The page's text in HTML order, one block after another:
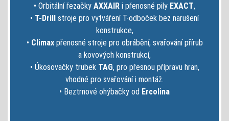
• Orbitální řezačky AXXAIR i přenosné pily EXACT,
• T-Drill stroje pro vytváření T-odboček bez narušení
konstrukce,
• Climaxpřenosné stroje pro obrábění, svařování přírub
a kovových konstrukcí,
• Úkosovačky trubek TAG, pro přesnou přípravu hran,
vhodné pro svařování i montáž.
• Beztrnové ohýbačky od Ercolina